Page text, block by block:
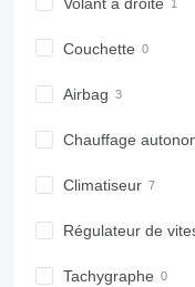
Couchette
Airbag
Chauffage
Climatiseur
Régulateur de
Tachygraphe